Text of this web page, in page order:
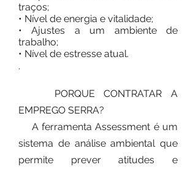
traços;
• Nível de energia e vitalidade;
• Ajustes a um ambiente de
trabalho;
• Nível de estresse atual.
.
​ PORQUE CONTRATAR A
EMPREGO SERRA?
A ferramenta Assessment é um
sistema de análise ambiental que
permite prever atitudes e